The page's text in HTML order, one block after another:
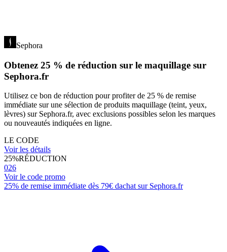
Sephora
Obtenez 25 % de réduction sur le maquillage sur
Sephora.fr
Utilisez ce bon de réduction pour profiter de 25 % de remise
immédiate sur une sélection de produits maquillage (teint, yeux,
lèvres) sur Sephora.fr, avec exclusions possibles selon les marques
ou nouveautés indiquées en ligne.
LE CODE
Voir les détails
25%RÉDUCTION
026
Voir le code promo
25% de remise immédiate dès 79€ dachat sur Sephora.fr